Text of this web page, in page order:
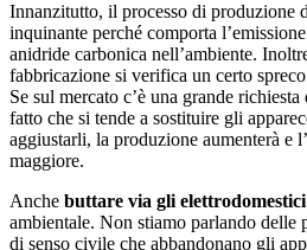
Innanzitutto, il processo di produzione
inquinante perché comporta
anidride carbonica nell’ambiente.
fabbricazione si verifica un certo
Se sul mercato c’è una grande
fatto che si tende a sostituire gli
aggiustarli, la produzione aumenterà e
maggiore.
Anche buttare via gli elettrodomestici
ambientale. Non stiamo parlando delle
di senso civile che abbandonano gli